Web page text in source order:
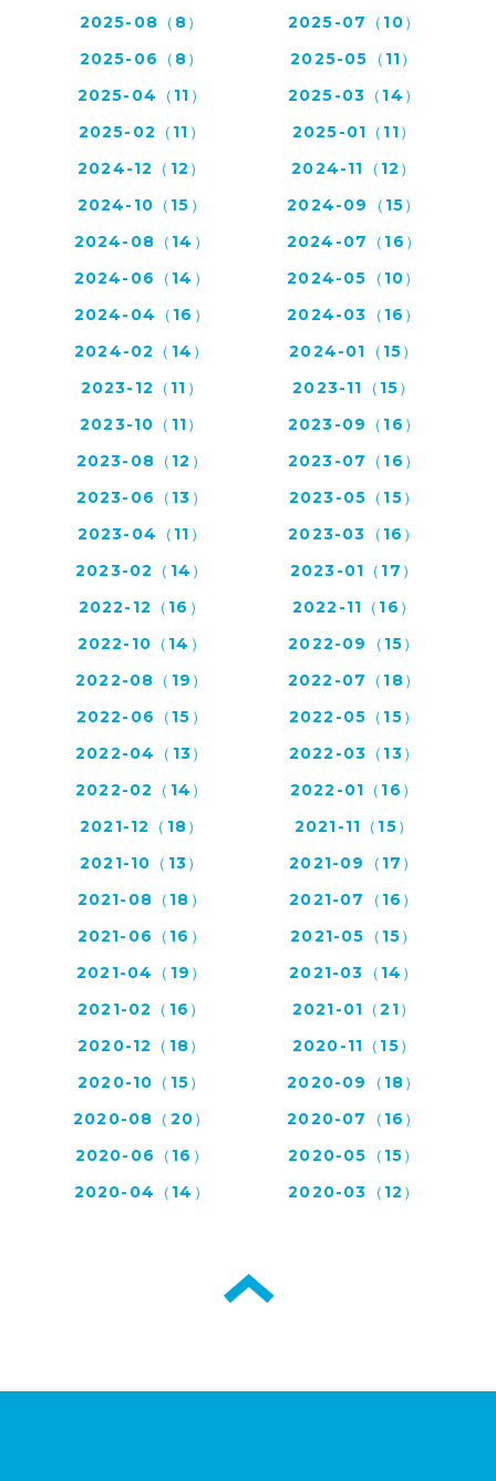
2025-08（8）
2025-07（10）
2025-06（8）
2025-05（11）
2025-04（11）
2025-03（14）
2025-02（11）
2025-01（11）
2024-12（12）
2024-11（12）
2024-10（15）
2024-09（15）
2024-08（14）
2024-07（16）
2024-06（14）
2024-05（10）
2024-04（16）
2024-03（16）
2024-02（14）
2024-01（15）
2023-12（11）
2023-11（15）
2023-10（11）
2023-09（16）
2023-08（12）
2023-07（16）
2023-06（13）
2023-05（15）
2023-04（11）
2023-03（16）
2023-02（14）
2023-01（17）
2022-12（16）
2022-11（16）
2022-10（14）
2022-09（15）
2022-08（19）
2022-07（18）
2022-06（15）
2022-05（15）
2022-04（13）
2022-03（13）
2022-02（14）
2022-01（16）
2021-12（18）
2021-11（15）
2021-10（13）
2021-09（17）
2021-08（18）
2021-07（16）
2021-06（16）
2021-05（15）
2021-04（19）
2021-03（14）
2021-02（16）
2021-01（21）
2020-12（18）
2020-11（15）
2020-10（15）
2020-09（18）
2020-08（20）
2020-07（16）
2020-06（16）
2020-05（15）
2020-04（14）
2020-03（12）